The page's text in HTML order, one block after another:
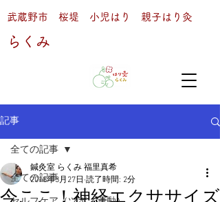
武蔵野市 桜堤 小児はり 親子はり灸
らくみ
記事
全ての記事
全ての記事
鍼灸室 らくみ 福里真希
2018年3月27日 読了時間: 2分